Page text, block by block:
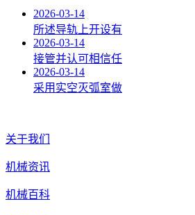
2026-03-14
所述导轨上开设有
2026-03-14
接管并认可相信任
2026-03-14
采用实空灭弧室做
关于我们
机械资讯
机械百科